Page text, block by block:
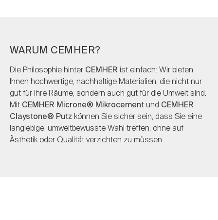
WARUM CEMHER?
Die Philosophie hinter CEMHER ist einfach: Wir bieten
Ihnen hochwertige, nachhaltige Materialien, die nicht nur
gut für Ihre Räume, sondern auch gut für die Umwelt sind.
Mit CEMHER Microne® Mikrocement und CEMHER
Claystone® Putz können Sie sicher sein, dass Sie eine
langlebige, umweltbewusste Wahl treffen, ohne auf
Ästhetik oder Qualität verzichten zu müssen.